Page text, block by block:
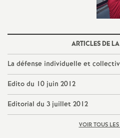
ARTICLES DE
La défense individuelle et
Edito du 10 juin 2012
Editorial du 3 juillet 2012
VOIR TOUS